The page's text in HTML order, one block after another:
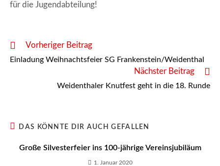
für die Jugendabteilung!
Weitere
ansehen
Vorheriger Beitrag
Einladung Weihnachtsfeier SG Frankenstein/Weidenthal
Nächster Beitrag
Weidenthaler Knutfest geht in die 18. Runde
DAS KÖNNTE DIR AUCH GEFALLEN
Große Silvesterfeier ins 100-jährige Vereinsjubiläum
1. Januar 2020